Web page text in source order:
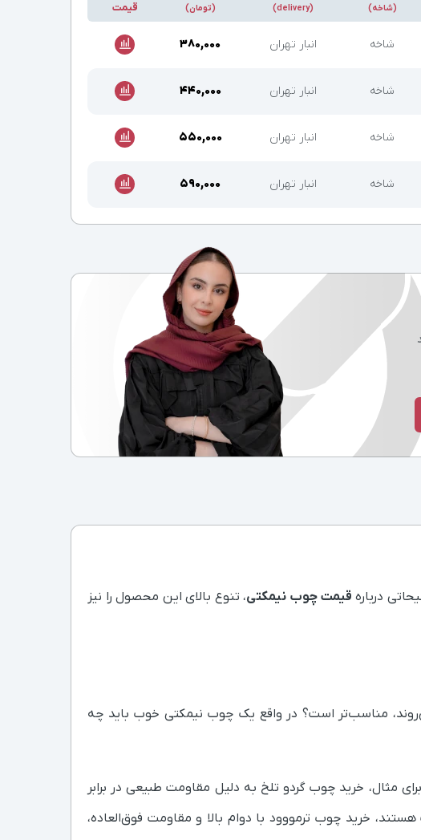
(شاخه) (delivery) (تومان)
قیمت
شاخه انبار تهران ۳۸۰,۰۰۰
شاخه انبار تهران ۴۴۰,۰۰۰
شاخه انبار تهران ۵۵۰,۰۰۰
شاخه انبار تهران ۵۹۰,۰۰۰
درباره قیمت چوب نیمکتی، تنوع بالای این محصول را نیز
مناسب‌تر است؟ در واقع یک چوب نیمکتی خوب باید چه
مثال، خرید چوب گردو تلخ به دلیل مقاومت طبیعی در برابر
خرید چوب ترمووود با دوام بالا و مقاومت فوق‌العاده،